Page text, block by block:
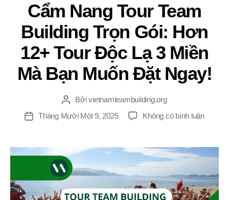
Cẩm Nang Tour Team
Building Trọn Gói: Hơn
12+ Tour Độc Lạ 3 Miền
Mà Bạn Muốn Đặt Ngay!
Tác
giả
Bởivietnamteambuilding.org
NgàyTháng Mười Một 9, 2025 Không có bình luậnở
Tour
Team
Building
Trọn
Gói: